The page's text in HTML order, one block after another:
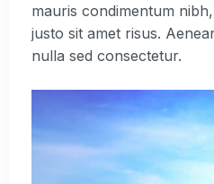
mauris condimentum
justo sit amet risus.
nulla sed consectetur.